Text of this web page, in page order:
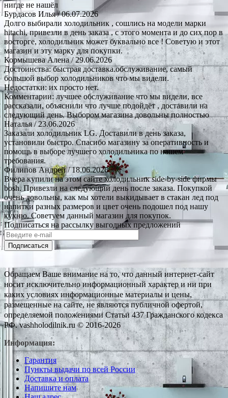
нигде не нашёл
Бурдасов Илья/ 06.07.2026
Долго выбирали холодильник , сошлись на модели марки
hitachi, привезли в день заказа , с этого момента и до сих пор в
восторге, холодильник может буквально все ! Советую и этот
магазин и эту марку для покупки.
Кормышева Алена/ 29.06.2026
Достоинства: быстрая доставка.обслуживание, самый
большой выбор холодильников что мы видели.
Недостатки: их просто нет.
Комментарии: лучшее обслуживание что мы видели, все
рассказали, объяснили что лучше подойдёт , доставили на
следующий день. Выбором магазина довольны полностью
Наталья/ 23.06.2026
Заказали холодильник LG. Доставили в день заказа,
установили быстро. Спасибо магазину за оперативность и
помощь в выборе лучшего холодильника по нашем
требования.
Филипов Андрей/ 18.06.2026
Вчера купили на этом сайте холодильник side-by-side фирмы
bosh. Привезли на следующий день после заказа. Покупкой
очень довольны, как мы хотели выкидывает в стакан лед под
напитки разных размеров и цвет очень подошел под нашу
кухню. Советуем данный магазин для покупок.
Подписаться на рассылку выгодных предложений
Подписаться
Обращаем Ваше внимание на то, что данный интернет-сайт
носит исключительно информационный характер и ни при
каких условиях информационные материалы и цены,
размещенные на сайте, не являются публичной офертой,
определяемой положениями Статьи 437 Гражданского кодекса
РФ. vashholodilnik.ru © 2016-2026
Информация:
Гарантия
Пункты выдачи по всей России
Доставка и оплата
Напишите нам